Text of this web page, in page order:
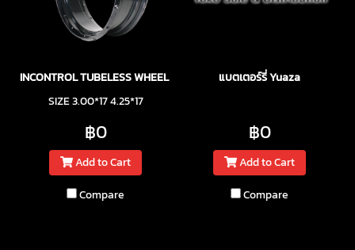
INCONTROL TUBELESS WHEEL RIM
SIZE 3.00*17 4.25*17
฿0
Add to Cart
Compare
แบตเตอร์รี่ Yuaza
฿0
Add to Cart
Compare